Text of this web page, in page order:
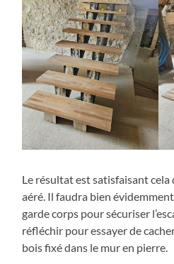
Le résultat est satisfaisant cela
aéré. Il faudra bien
garde corps pour sécuriser
réfléchir pour essayer de
bois fixé dans le mur en pierre.